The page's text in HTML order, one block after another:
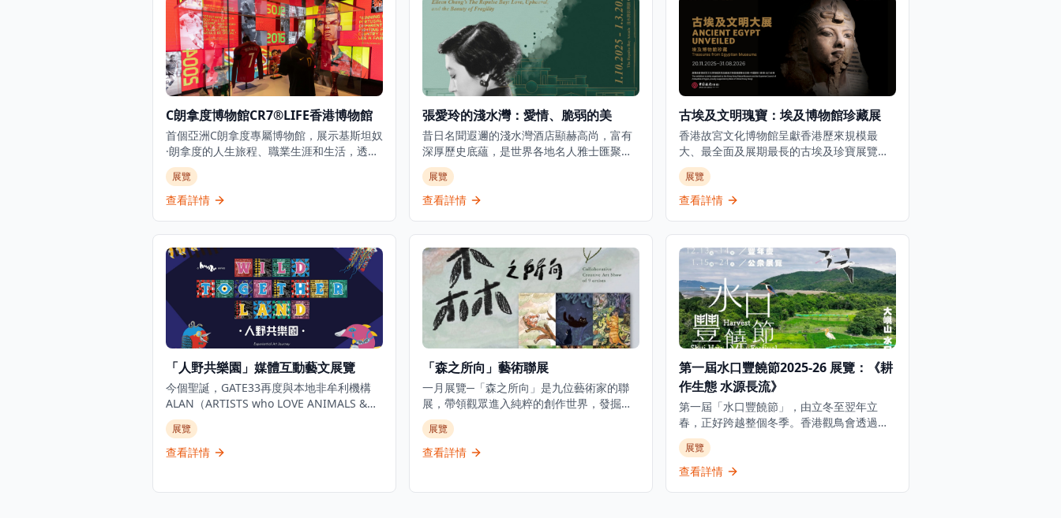
C朗拿度博物館CR7®LIFE香港博物館
首個亞洲C朗拿度專屬博物館，展示基斯坦奴
·朗拿度的人生旅程、職業生涯和生活，透過
獨家視角呈現從未公開的故事，是足球迷和
體育愛好者必訪的景點。這個獨特體驗讓參
觀者深入了解這位足球傳奇巨星的世界，展
博物館位於K11 MUSEA，不僅展示C朗拿度
的職業成就，更深入探索他的個人生活和成
長歷程，讓參觀者全面了解這位足球巨星的
傳奇故事。無論是足球迷、體育愛好者還是
想要了解足球文化的遊客，都能在這個博物
館中找到屬於自己的樂趣，感受足球運動的
魅力和C朗拿度的傳奇人生。
展覽
查看詳情
張愛玲的淺水灣：愛情、脆弱的美
昔日名聞遐邇的淺水灣酒店顯赫高尚，富有
深厚歷史底蘊，是世界各地名人雅士匯聚之
地。今年正值張愛玲逝世三十週年之際，淺
水灣影灣園隆重呈獻「張愛玲的淺水灣：愛
情、脆弱的美」展覽，探索這位文學巨匠與
觀眾穿梭淺水灣酒店的歷史與張愛玲的文學
光芒，了解酒店如何成為這位中國文壇傳奇
的靈感來源，在時代流轉中如何啟發她的創
作。是次展覽將展出多件珍貴藏品，包括
1941年的酒店菜單、歷史照片及從未曝光的
資料，見證淺水灣酒店的輝煌歷史。除此之
外，展覽中更特別展出由香港都會大學慷慨
以一暏張愛玲的內心世界，了解淺水灣酒店
如何滋養她去探索渴望、追逐必朽世界的美
麗剎那。
展覽
查看詳情
古埃及文明瑰寶：埃及博物館珍藏展
香港故宮文化博物館呈獻香港歷來規模最
大、最全面及展期最長的古埃及珍寶展覽。
這個里程碑式的展覽與埃及最高文物委員會
合作，展出來自七間主要埃及博物館及塞加
拉考古遺址的250件珍貴文物。展覽透過四
「塞加拉的秘密」及「古埃及與世界」。重
點展品包括阿肯那頓和圖坦卡門的巨型雕
像、黃金飾物、大型棺槨、動物木乃伊及最
新考古發現。所有文物均首次在香港展出，
其中許多更是首次在埃及以外地區展出。
展覽
查看詳情
「人野共樂園」媒體互動藝文展覽
今個聖誕，GATE33再度與本地非牟利機構
ALAN（ARTISTS who LOVE ANIMALS &
NATURE）攜手呈獻極具意義的物種共融藝
文項目，透過充滿玩味的互動作品，化身動
物視角，親身經歷牠們在都市中的挑戰。 由
展覽
查看詳情
「森之所向」藝術聯展
一月展覽─「森之所向」是九位藝術家的聯
展，帶領觀眾進入純粹的創作世界，發掘真
誠的藝術家之旅。展覽名稱源自一篇文字，
啟發藝術家對「心之所向」的體悟。 今次聯
展的藝術家選擇「森」作為展名，正如選擇
展覽
查看詳情
第一屆水口豐饒節2025-26 展覽：《耕
作生態 水源長流》
第一屆「水口豐饒節」，由立冬至翌年立
春，正好跨越整個冬季。香港觀鳥會透過一
系列活動向公眾分享過去四年在水口濕地
「復耕米田」和「生態保育」方面的點滴。
是次公眾展覽將水口濕地四年的保育點滴帶
展覽
查看詳情